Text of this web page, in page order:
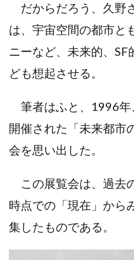
だからだろう、久野
は、宇宙空間の都市と
ニーなど、未来的、SF
ども想起させる。
筆者はふと、1996年
開催された「未来都市
会を思い出した。
この展覧会は、過去
時点での「現在」から
集したものである。